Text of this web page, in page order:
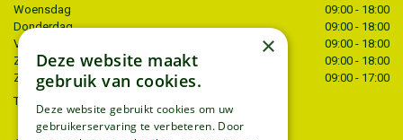
Woensdag
09:00 - 18:00
Donderdag
09:00 - 18:00
Vrijdag
09:00 - 18:00
Zaterdag
09:00 - 18:00
Zondag
09:00 - 17:00
Toon alle openingstijden
×
Deze website maakt
gebruik van cookies.
Deze website gebruikt cookies om uw
gebruikerservaring te verbeteren. Door